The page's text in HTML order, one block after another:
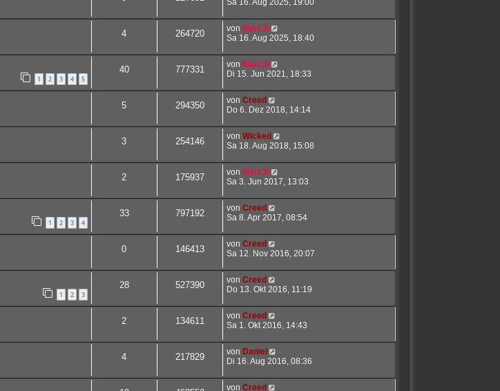
Sa 16. Aug 2025, 19:00
4 264720 von Marc3l
Sa 16. Aug 2025, 18:40
1 2 3 4 5
40 777331 von Marc3l
Di 15. Jun 2021, 18:33
5 294350 von Creed
Do 6. Dez 2018, 14:14
3 254146 von Wicked
Sa 18. Aug 2018, 15:08
2 175937 von Marc3l
Sa 3. Jun 2017, 13:03
1 2 3 4
33 797192 von Creed
Sa 8. Apr 2017, 08:54
0 146413 von Creed
Sa 12. Nov 2016, 20:07
1 2 3
28 527390 von Creed
Do 13. Okt 2016, 11:19
2 134611 von Creed
Sa 1. Okt 2016, 14:43
4 217829 von Daniel
Di 16. Aug 2016, 08:36
von Creed